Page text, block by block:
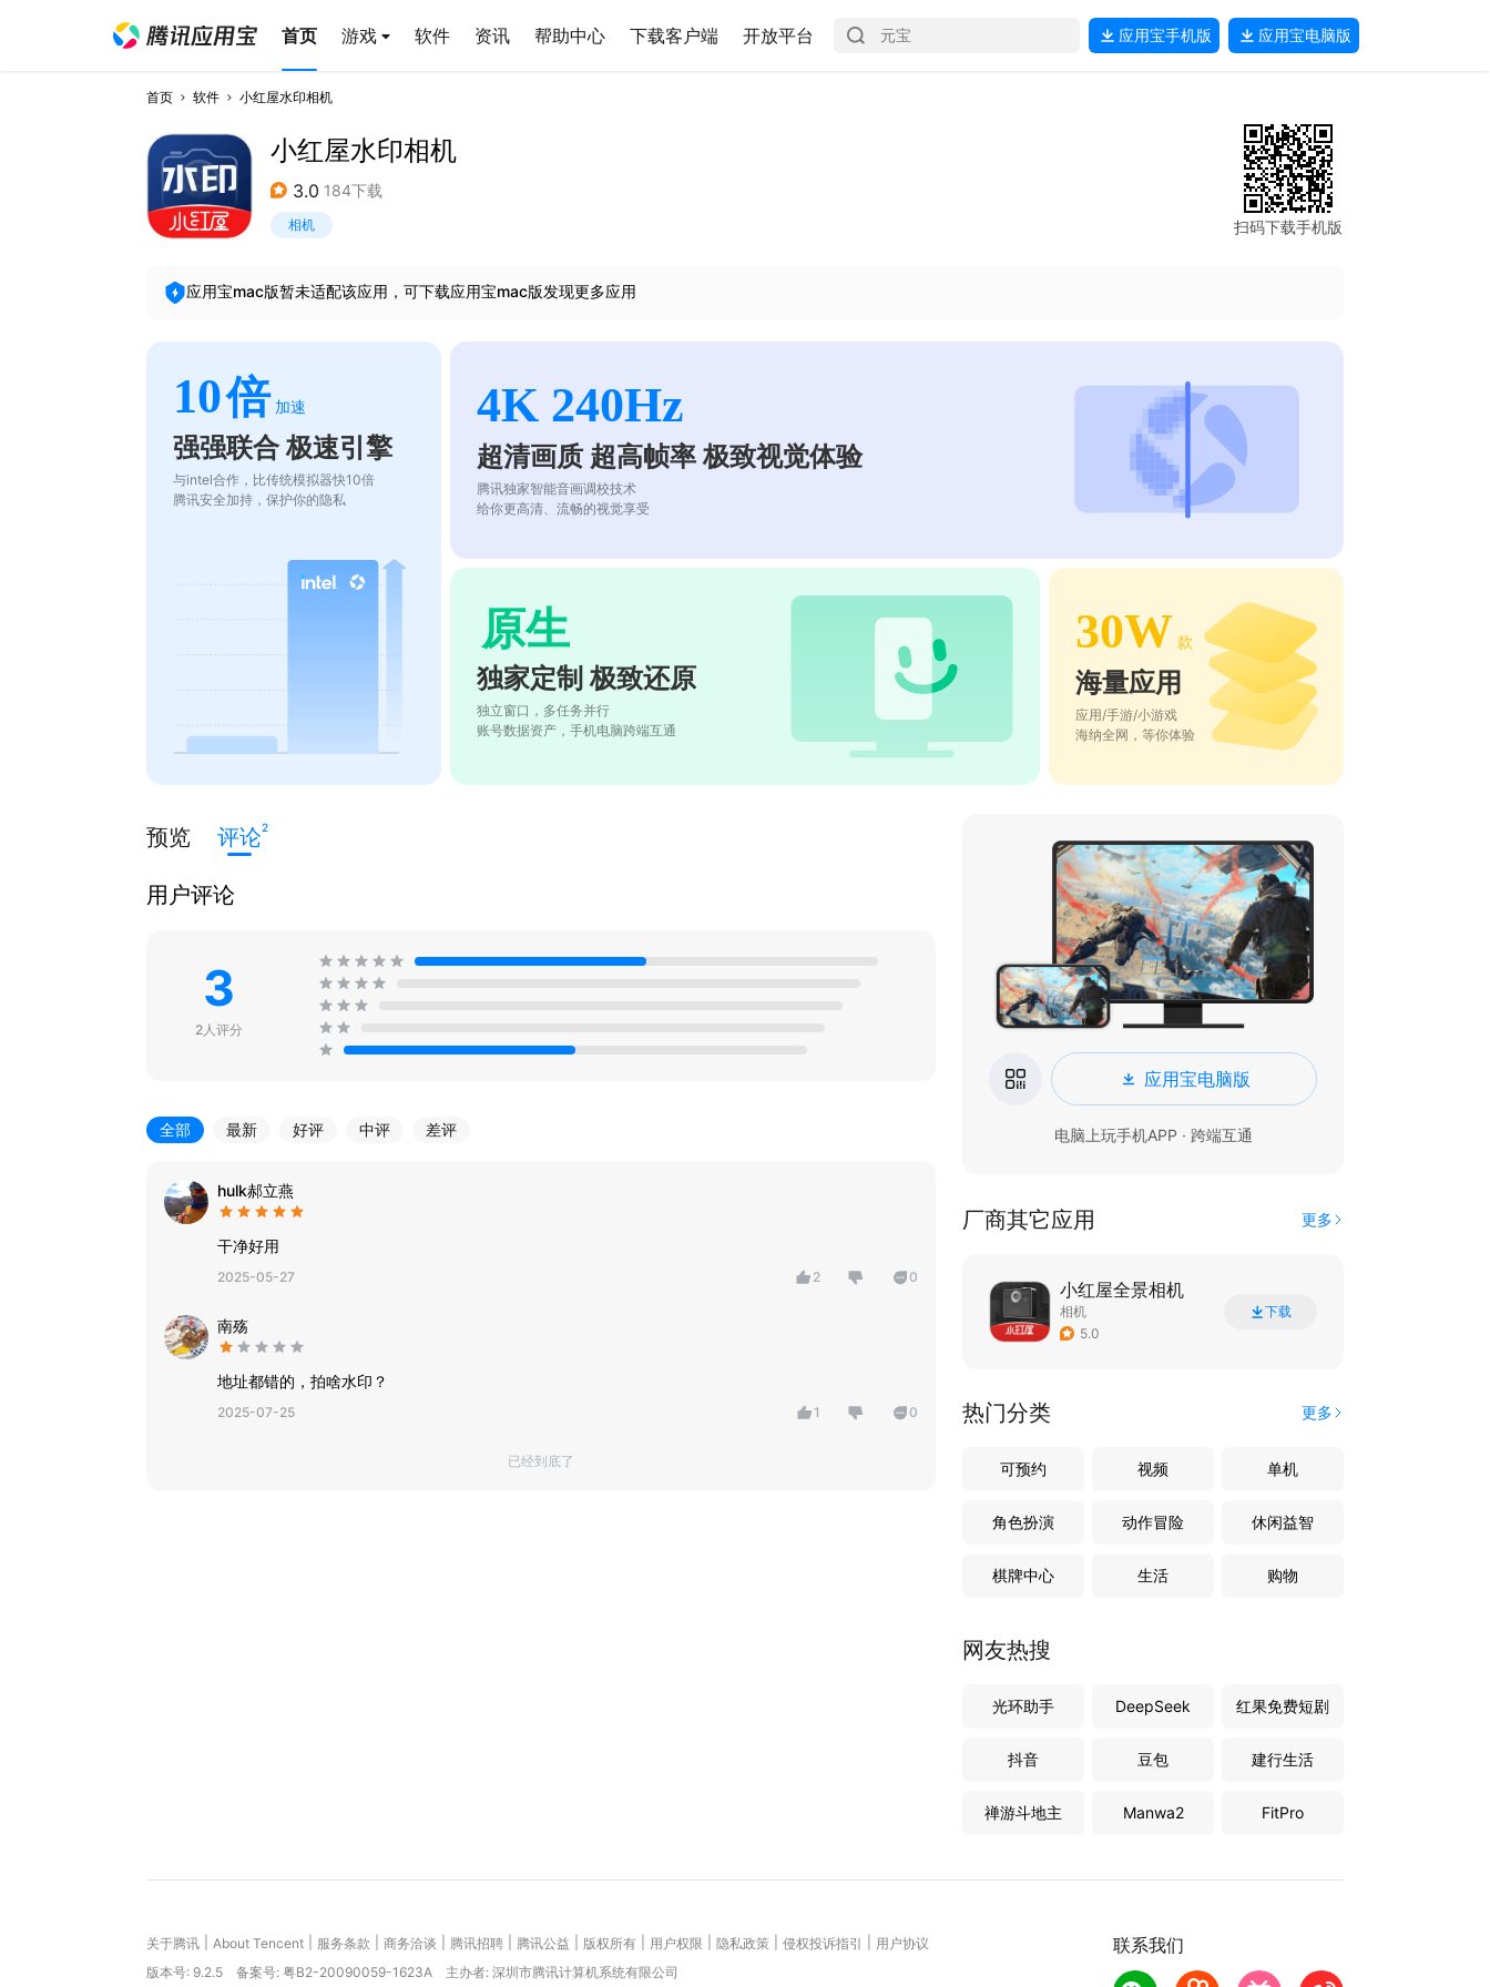
首页 游戏 软件 资讯 帮助中心 下载客户端 开放平台 应用宝手机版 应用宝电脑版
首页 软件 小红屋水印相机
小红屋水印相机
3.0 184下载
相机 扫码下载手机版
应用宝mac版暂未适配该应用，可下载应用宝mac版发现更多应用
10倍 加速
强强联合 极速引擎
与intel合作，比传统模拟器快10倍
腾讯安全加持，保护你的隐私
4K 240Hz
超清画质 超高帧率 极致视觉体验
腾讯独家智能音画调校技术
给你更高清、流畅的视觉享受
原生
独家定制 极致还原
独立窗口，多任务并行
账号数据资产，手机电脑跨端互通
30W 款
海量应用
应用/手游/小游戏
海纳全网，等你体验
预览 评论2
用户评论
3
2人评分
全部 最新 好评 中评 差评
hulk郝立燕
干净好用
2025-05-27 2 0
南殇
地址都错的，拍啥水印？
2025-07-25 1 0
已经到底了
应用宝电脑版
电脑上玩手机APP · 跨端互通
厂商其它应用 更多
小红屋全景相机
相机
5.0
下载
热门分类 更多
可预约 视频 单机
角色扮演 动作冒险 休闲益智
棋牌中心 生活 购物
网友热搜
光环助手 DeepSeek 红果免费短剧
抖音 豆包 建行生活
禅游斗地主 Manwa2 FitPro
联系我们
关于腾讯 About Tencent 服务条款 商务洽谈 腾讯招聘 腾讯公益 版权所有 用户权限 隐私政策 侵权投诉指引
用户协议
版本号: 9.2.5 备案号: 粤B2-20090059-1623A 主办者: 深圳市腾讯计算机系统有限公司